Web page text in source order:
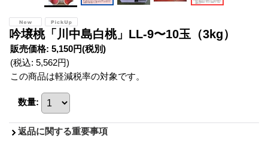
吟壌桃「川中島白桃」LL-9〜10玉（3kg）
販売価格: 5,150円(税別)
(税込: 5,562円)
この商品は軽減税率の対象です。
数量:
返品に関する重要事項